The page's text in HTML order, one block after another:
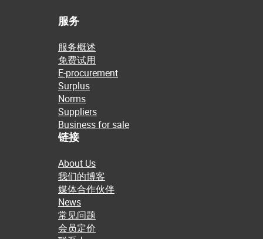
服务
服务概述
免费试用
E-procurement
Surplus
Norms
Suppliers
Business for sale
链接
About Us
我们的博客
媒体合作伙伴
News
常见问题
会员定价